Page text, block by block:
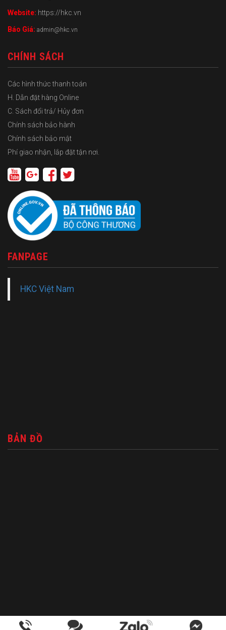
Website: https://hkc.vn
Báo Giá: admin@hkc.vn
CHÍNH SÁCH
Các hình thức thanh toán
H. Dẫn đặt hàng Online
C. Sách đổi trả/ Hủy đơn
Chính sách bảo hành
Chính sách bảo mật
Phí giao nhận, lắp đặt tận nơi.
FANPAGE
HKC Việt Nam
BẢN ĐỒ